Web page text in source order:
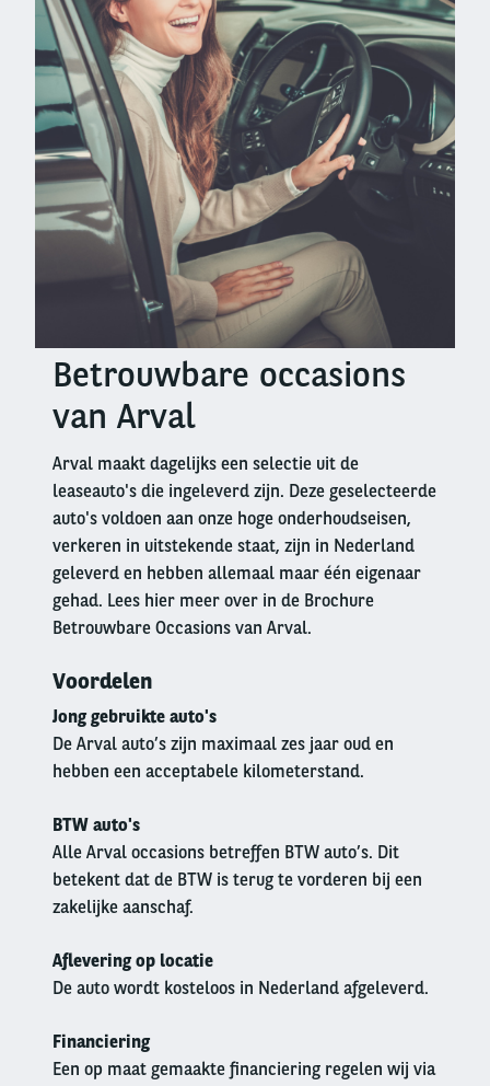
Right
columnBetrouwbare occasions
van Arval
Arval maakt dagelijks een selectie uit de
leaseauto's die ingeleverd zijn. Deze geselecteerde
auto's voldoen aan onze hoge onderhoudseisen,
verkeren in uitstekende staat, zijn in Nederland
geleverd en hebben allemaal maar één eigenaar
gehad. Lees hier meer over in de Brochure
Betrouwbare Occasions van Arval.
Voordelen
Jong gebruikte auto's
De Arval auto’s zijn maximaal zes jaar oud en
hebben een acceptabele kilometerstand.
BTW auto's
Alle Arval occasions betreffen BTW auto’s. Dit
betekent dat de BTW is terug te vorderen bij een
zakelijke aanschaf.
Aflevering op locatie
De auto wordt kosteloos in Nederland afgeleverd.
Financiering
Een op maat gemaakte financiering regelen wij via